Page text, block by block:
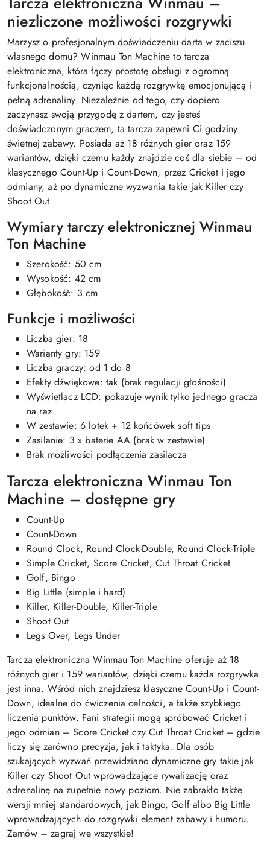
niezliczone możliwości rozgrywki
Marzysz o profesjonalnym doświadczeniu darta w zaciszu
własnego domu? Winmau Ton Machine to tarcza
elektroniczna, która łączy prostotę obsługi z ogromną
funkcjonalnością, czyniąc każdą rozgrywkę emocjonującą i
pełną adrenaliny. Niezależnie od tego, czy dopiero
zaczynasz swoją przygodę z dartem, czy jesteś
doświadczonym graczem, ta tarcza zapewni Ci godziny
świetnej zabawy. Posiada aż 18 różnych gier oraz 159
wariantów, dzięki czemu każdy znajdzie coś dla siebie – od
klasycznego Count-Up i Count-Down, przez Cricket i jego
odmiany, aż po dynamiczne wyzwania takie jak Killer czy
Shoot Out.
Wymiary tarczy elektronicznej Winmau
Ton Machine
Szerokość: 50 cm
Wysokość: 42 cm
Głębokość: 3 cm
Funkcje i możliwości
Liczba gier: 18
Warianty gry: 159
Liczba graczy: od 1 do 8
Efekty dźwiękowe: tak (brak regulacji głośności)
Wyświetlacz LCD: pokazuje wynik tylko jednego gracza
na raz
W zestawie: 6 lotek + 12 końcówek soft tips
Zasilanie: 3 x baterie AA (brak w zestawie)
Brak możliwości podłączenia zasilacza
Tarcza elektroniczna Winmau Ton
Machine – dostępne gry
Count-Up
Count-Down
Round Clock, Round Clock-Double, Round Clock-Triple
Simple Cricket, Score Cricket, Cut Throat Cricket
Golf, Bingo
Big Little (simple i hard)
Killer, Killer-Double, Killer-Triple
Shoot Out
Legs Over, Legs Under
Tarcza elektroniczna Winmau Ton Machine oferuje aż 18
różnych gier i 159 wariantów, dzięki czemu każda rozgrywka
jest inna. Wśród nich znajdziesz klasyczne Count-Up i Count-
Down, idealne do ćwiczenia celności, a także szybkiego
liczenia punktów. Fani strategii mogą spróbować Cricket i
jego odmian – Score Cricket czy Cut Throat Cricket – gdzie
liczy się zarówno precyzja, jak i taktyka. Dla osób
szukających wyzwań przewidziano dynamiczne gry takie jak
Killer czy Shoot Out wprowadzające rywalizację oraz
adrenalinę na zupełnie nowy poziom. Nie zabrakło także
wersji mniej standardowych, jak Bingo, Golf albo Big Little
wprowadzających do rozgrywki element zabawy i humoru.
Zamów – zagraj we wszystkie!